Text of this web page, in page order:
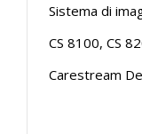
Sistema di
CS 8100, CS
Carestream